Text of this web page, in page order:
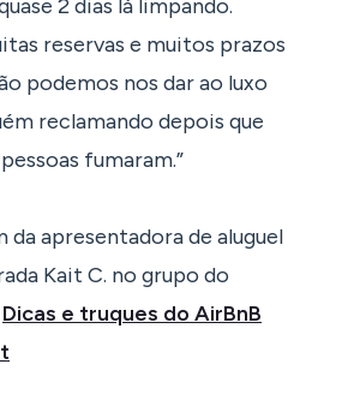
2 dias lá limpando.
reservas e muitos prazos
podemos nos dar ao luxo
reclamando depois que
fumaram.”
da apresentadora de aluguel
Kait C. no grupo do
Dicas e truques do AirBnB